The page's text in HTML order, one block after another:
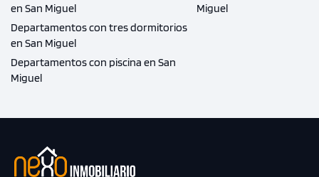
en San Miguel
Departamentos con tres dormitorios
en San Miguel
Departamentos con piscina en San
Miguel
Miguel